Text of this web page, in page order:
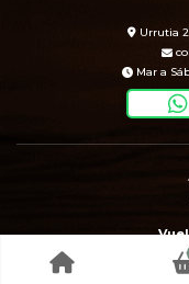
Urrutia
Mar a